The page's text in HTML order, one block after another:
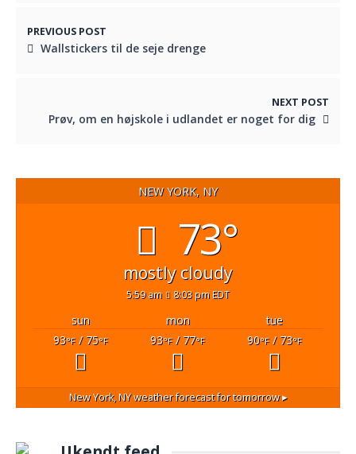
PREVIOUS POST
Wallstickers til de seje drenge
NEXT POST
Prøv, om en højskole i udlandet er noget for dig
NEW YORK, NY
73°
mostly cloudy
5:59 am 8:03 pm EDT
sun mon
tue
93°F/ 75°F 93°F/ 77°F 90°F/ 73°F
New York, NYweather forecast for tomorrow ▸